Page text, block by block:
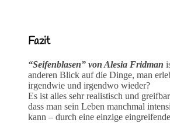
Fazit
“Seifenblasen” von Alesia Fridman
anderen Blick auf die Dinge, man
irgendwie und irgendwo wieder?
Es ist alles sehr realistisch und
dass man sein Leben manchmal
kann – durch eine einzige